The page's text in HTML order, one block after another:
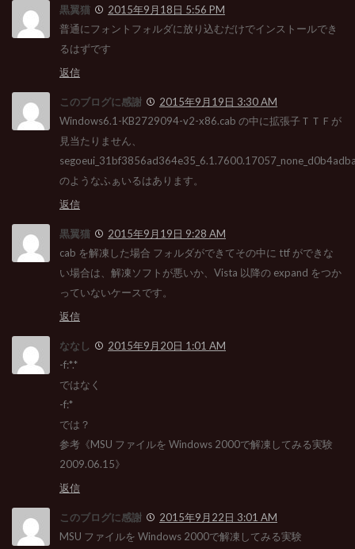
黒翼猫
2015年9月18日 5:56 PM
普通にフォントフォルダに放り込むだけでインストールでき
るはずです
返信
このブログに感謝
2015年9月19日 3:30 AM
Windows6.1-KB2729094-v2-x86.cab の中に拡張子ＴＴＦが
見当たりません、
のようなふぁいるはあります。
返信
黒翼猫
2015年9月19日 9:28 AM
cab を解凍した場合 フォルダができてその中に ttf ができな
い場合は、解凍ソフトが悪いか、Vista 以降の expand をつか
っていないケースです。
返信
ななし
2015年9月20日 1:01 AM
-f:*.*
ではなく
-f:*
では？
参考《MSU ファイルを Windows 2000で解凍してみる実験
2009.06.15》
返信
このブログに感謝
2015年9月22日 3:01 AM
MSU ファイルを Windows 2000で解凍してみる実験